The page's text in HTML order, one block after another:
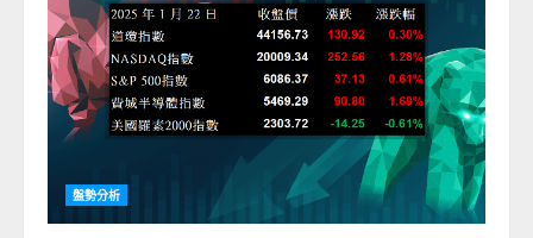
盤勢分析